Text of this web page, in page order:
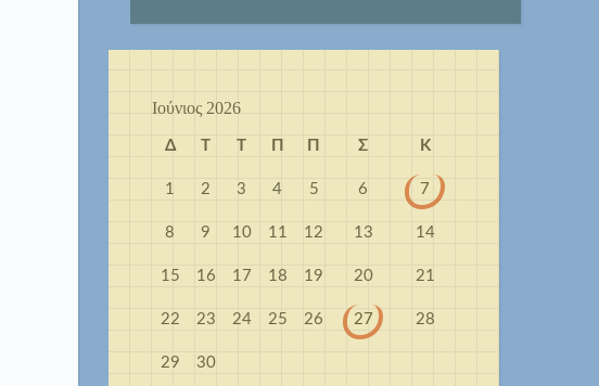
Ιούνιος 2026
Δ Τ Τ Π Π Σ Κ
1 2 3 4 5 6 7
8 9 10 11 12 13 14
15 16 17 18 19 20 21
22 23 24 25 26 27 28
29 30